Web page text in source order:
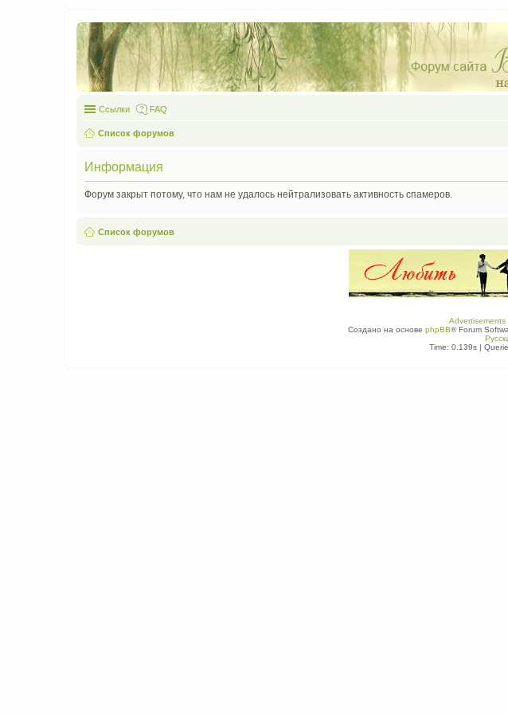
Ссылки FAQ
Список форумов
Информация
Форум закрыт потому, что нам не удалось нейтрализовать активность спамеров.
Список форумов
Advertisements
Создано на основе phpBB® Forum
Time: 0.139s |